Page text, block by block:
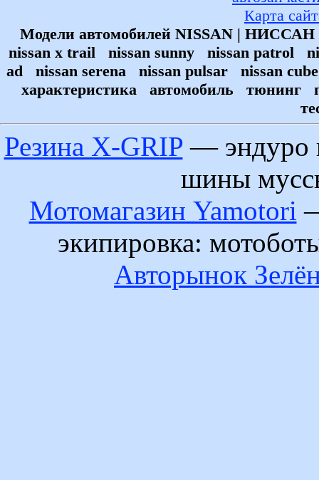
Карта
Модели автомобилей NISSAN | НИССАН
nissan x trail
nissan sunny nissan patrol
ad
nissan serena nissan pulsar
nissan cube
характеристика
автомобиль тюнинг
Резина X-GRIP — эндуро
шины
Мотомагазин Yamotori
экипировка:
Авторынок